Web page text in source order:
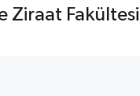
Ziraat